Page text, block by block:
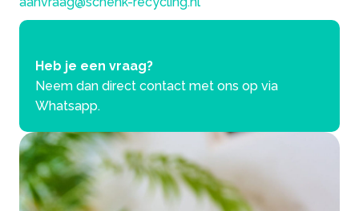
Heb je een vraag?
Neem dan direct contact met ons op via
Whatsapp.